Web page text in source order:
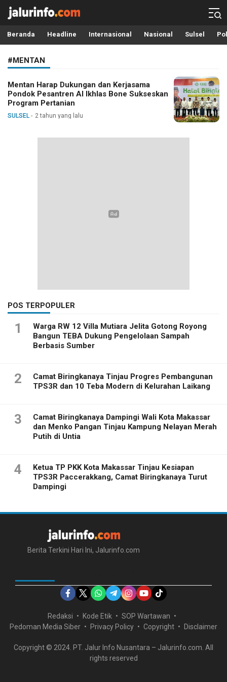
Info Terbaru, Berita Terkini Hari Ini, Jalurinfo.com
Terkini, Akurat dan Terpercaya
Beranda Headline Internasional Nasional Sulsel
#MENTAN
Mentan Harap Dukungan dan Kerjasama
Pondok Pesantren Al Ikhlas Bone Sukseskan
Program Pertanian
SULSEL 2 tahun yang lalu
POS TERPOPULER
1
Warga RW 12 Villa Mutiara Jelita Gotong Royong
Bangun TEBA Dukung Pengelolaan Sampah
Berbasis Sumber
2
Camat Biringkanaya Tinjau Progres Pembangunan
TPS3R dan 10 Teba Modern di Kelurahan Laikang
3
Camat Biringkanaya Dampingi Wali Kota Makassar
dan Menko Pangan Tinjau Kampung Nelayan Merah
Putih di Untia
4
Ketua TP PKK Kota Makassar Tinjau Kesiapan
TPS3R Paccerakkang, Camat Biringkanaya Turut
Dampingi
Berita Terkini Hari Ini, Jalurinfo.com
Redaksi Kode Etik
SOP Wartawan
Pedoman Media Siber
Privacy Policy Copyright Disclaimer
Copyright © 2024. PT. Jalur Info Nusantara – Jalurinfo.com. All
rights reserved